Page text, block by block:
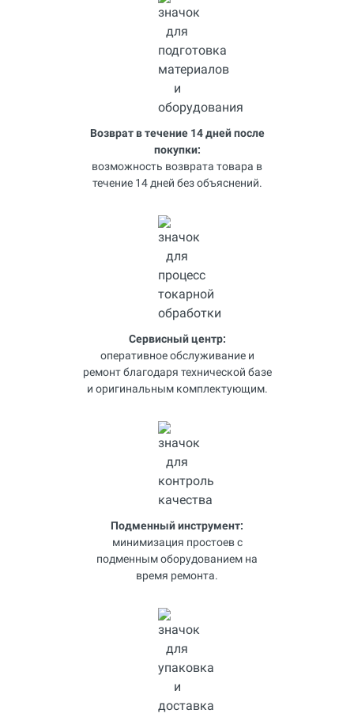
Возврат в течение 14 дней после
покупки:
возможность возврата товара в
течение 14 дней без объяснений.
Сервисный центр:
оперативное обслуживание и
ремонт благодаря технической базе
и оригинальным комплектующим.
Подменный инструмент:
минимизация простоев с
подменным оборудованием на
время ремонта.